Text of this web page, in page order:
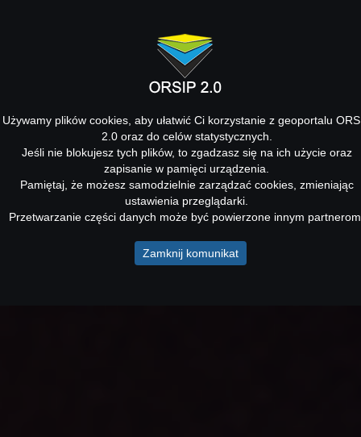
Używamy plików cookies, aby ułatwić Ci korzystanie z geoportalu
2.0 oraz do celów statystycznych.
Jeśli nie blokujesz tych plików, to zgadzasz się na ich użycie oraz
zapisanie w pamięci urządzenia.
Pamiętaj, że możesz samodzielnie zarządzać cookies, zmieniając
ustawienia przeglądarki.
Przetwarzanie części danych może być powierzone innym
Zamknij komunikat